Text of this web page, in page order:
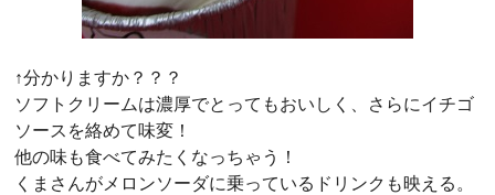
↑分かりますか？？？
ソフトクリームは濃厚でとってもおいしく、さらにイチゴ
ソースを絡めて味変！
他の味も食べてみたくなっちゃう！
くまさんがメロンソーダに乗っているドリンクも映える。